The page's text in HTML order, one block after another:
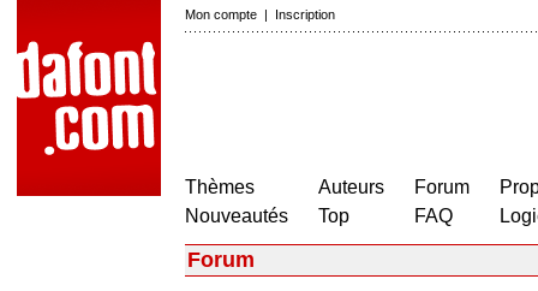
Mon compte | Inscription
Thèmes
Nouveautés
Auteurs
Top
Forum
FAQ
Forum